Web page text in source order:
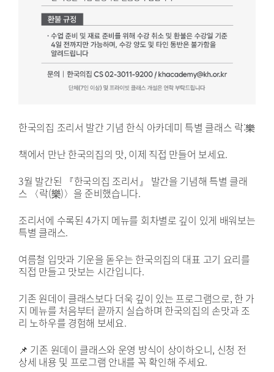
한국의집 조리서 발간 기념 한식 아카데미 특별 클래스 락:樂
책에서 만난 한국의집의 맛, 이제 직접 만들어 보세요.
3월 발간된 『한국의집 조리서』 발간을 기념해 특별 클래
스 〈락(樂)〉을 준비했습니다.
조리서에 수록된 4가지 메뉴를 회차별로 깊이 있게 배워보는
특별 클래스.
여름철 입맛과 기운을 돋우는 한국의집의 대표 고기 요리를
직접 만들고 맛보는 시간입니다.
기존 원데이 클래스보다 더욱 깊이 있는 프로그램으로, 한 가
지 메뉴를 처음부터 끝까지 실습하며 한국의집의 손맛과 조
리 노하우를 경험해 보세요.
📌 기존 원데이 클래스와 운영 방식이 상이하오니, 신청 전
상세 내용 및 프로그램 안내를 꼭 확인해 주세요.